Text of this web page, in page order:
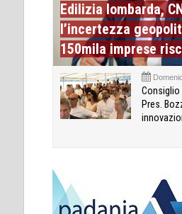
Edilizia lombarda,
l’incertezza
150mila imprese
Consiglio
Pres.